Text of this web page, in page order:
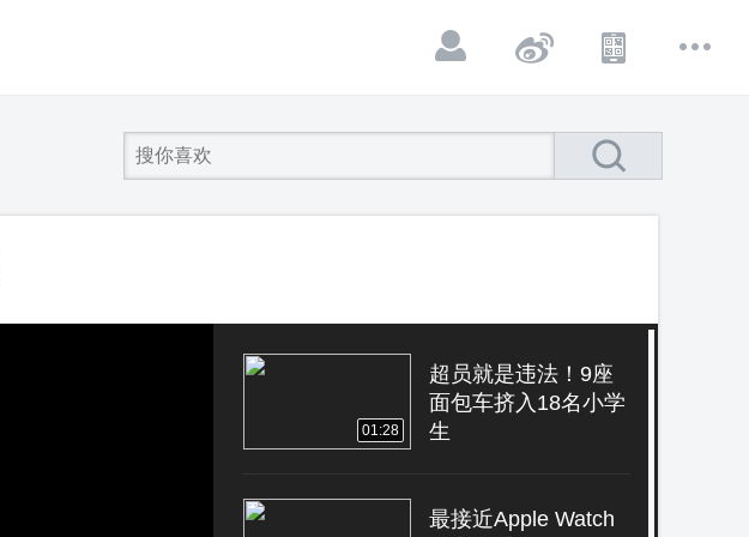
01:28
超员就是违法！9座
面包车挤入18名小学
生
最接近Apple Watch